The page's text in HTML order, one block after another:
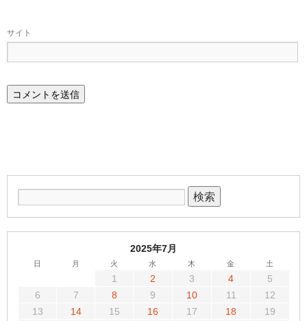
サイト
2025年7月
日 月 火 水 木 金 土
1 2 3 4
5
6
7 8 9 10 11
12
13
14 15 16 17 18
19